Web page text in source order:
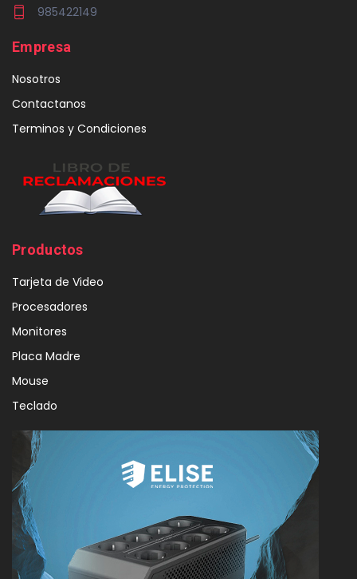
985422149
Empresa
Nosotros
Contactanos
Terminos y Condiciones
Productos
Tarjeta de Video
Procesadores
Monitores
Placa Madre
Mouse
Teclado